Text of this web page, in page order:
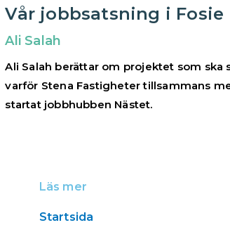
Vår jobbsatsning i Fosie
Ali Salah
Ali Salah berättar om projektet som ska
varför Stena Fastigheter tillsammans
startat jobbhubben Nästet.
Läs mer
Startsida